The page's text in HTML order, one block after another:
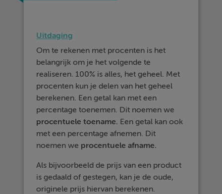
Uitdaging
Om te rekenen met procenten is het
belangrijk om je het volgende te
realiseren. 100% is alles, het geheel. Met
procenten kun je delen van het geheel
berekenen. Een getal kan met een
percentage toenemen. Dit noemen we
procentuele toename. Een getal kan ook
met een percentage afnemen. Dit
noemen we procentuele afname.
Als bijvoorbeeld de prijs van een product
is gedaald of gestegen, kan je de oude,
originele prijs hiervan berekenen.